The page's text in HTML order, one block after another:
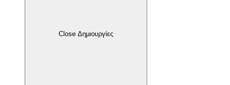
Close Δημιουργίες